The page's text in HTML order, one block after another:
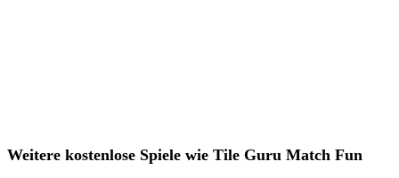
Weitere kostenlose Spiele wie Tile Guru Match Fun